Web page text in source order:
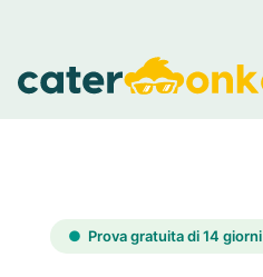
Prova gratuita di 14 giorni